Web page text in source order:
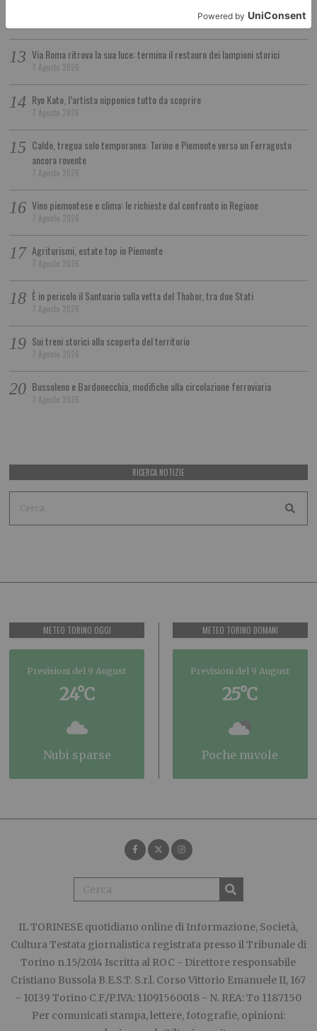
Dal Politecnico di Torino arriva il motore elettrico del futuro
Via Roma ritrova la sua luce: termina il restauro dei lampioni storici
7 Agosto 2026
Ryo Kato, l’artista nipponico tutto da scoprire
7 Agosto 2026
Caldo, tregua solo temporanea: Torino e Piemonte verso un Ferragosto
ancora rovente
7 Agosto 2026
Vino piemontese e clima: le richieste dal confronto in Regione
7 Agosto 2026
Agriturismi, estate top in Piemonte
7 Agosto 2026
È in pericolo il Santuario sulla vetta del Thabor, tra due Stati
7 Agosto 2026
Sui treni storici alla scoperta del territorio
7 Agosto 2026
Bussoleno e Bardonecchia, modifiche alla circolazione ferroviaria
7 Agosto 2026
RICERCA NOTIZIE
METEO TORINO OGGI
Previsioni del 9 August
24°C
nubi sparse
METEO TORINO DOMANI
Previsioni del 9 August
25°C
poche nuvole
IL TORINESE quotidiano online di Informazione, Società,
Cultura Testata giornalistica registrata presso il Tribunale di
Torino n.15/2014 Iscritta al ROC - Direttore responsabile
Cristiano Bussola B.E.S.T. S.r.l. Corso Vittorio Emanuele II, 167
- 10139 Torino C.F./P.IVA: 11091560018 - N. REA: To 1187150
Per comunicati stampa, lettere, fotografie, opinioni: